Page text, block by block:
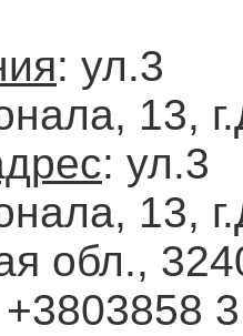
: ул.3
13,
: ул.3
13,
обл.,
+3803858